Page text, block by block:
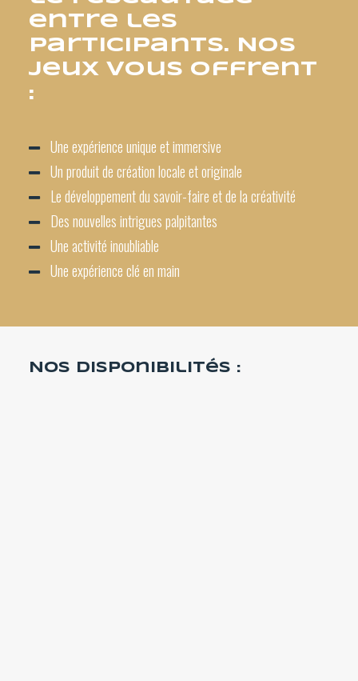
entre les
participants. Nos
jeux vous offrent
:
Une expérience unique et immersive
Un produit de création locale et originale
Le développement du savoir-faire et de la créativité
Des nouvelles intrigues palpitantes
Une activité inoubliable
Une expérience clé en main
Nos disponibilités :